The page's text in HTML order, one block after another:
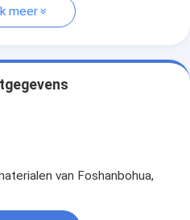
meer
van Foshanbohua,